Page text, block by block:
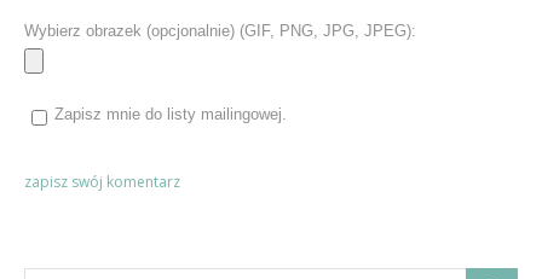
Wybierz obrazek (opcjonalnie) (GIF, PNG, JPG, JPEG):
Zapisz mnie do listy mailingowej.